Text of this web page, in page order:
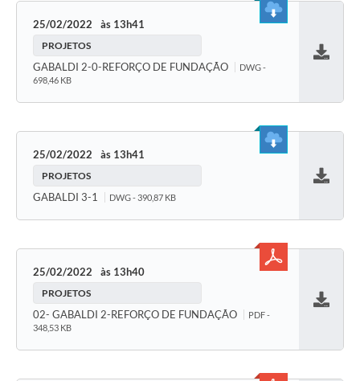
25/02/2022 13h41
PROJETOS
GABALDI 2-0-REFORÇO DE FUNDAÇÃO
DWG -
698,46 KB
25/02/2022 13h41
PROJETOS
GABALDI 3-1 DWG - 390,87 KB
25/02/2022 13h40
PROJETOS
02- GABALDI 2-REFORÇO DE FUNDAÇÃO
PDF -
348,53 KB